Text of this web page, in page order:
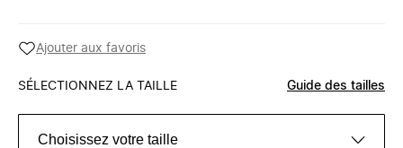
Ajouter aux favoris
SÉLECTIONNEZ LA TAILLE Guide des tailles
Choisissez votre taille